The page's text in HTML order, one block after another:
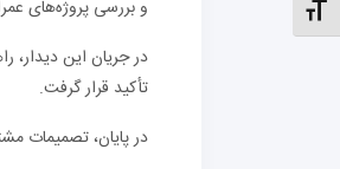
تنظیم اندازهٔ فونت
و بررسی پروژه‌های
در جریان این دیدار،
تأکید قرار گرفت.
در پایان، تصمیمات